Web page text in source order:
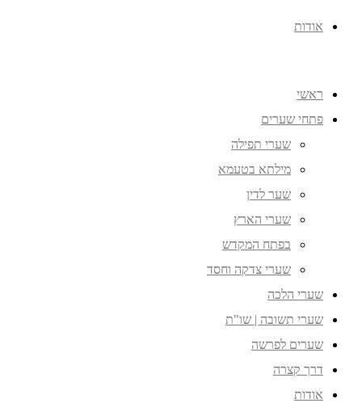
אודות
ראשי
פתחי שערים
שערי תפילה
מילתא בטעמא
שער לדין
שערי הארץ
בפתח המקדש
שערי צדקה וחסד
שערי הלכה
שערי תשובה | שו"ת
שערים לפרשה
דרך קצרה
אודות